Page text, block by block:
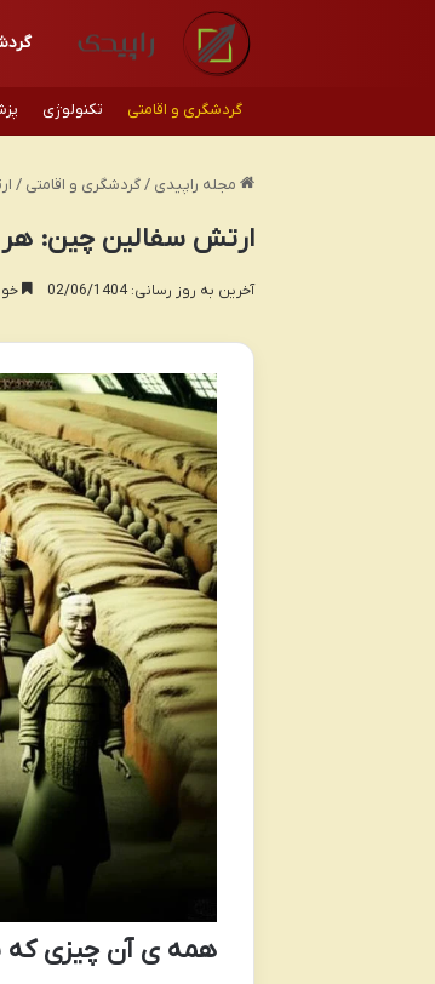
گردشگری و اقامتی تکنولوژی
مجله راپیدی / گردشگری و اقامتی /
ارتش سفالین چین: هر
آخرین به روز رسانی: 02/06/1404
همه ی آن چیزی که